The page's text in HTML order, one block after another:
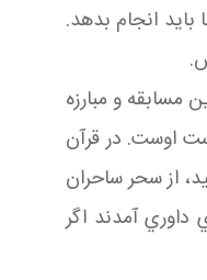
انجام بدهد.
مسابقه و مبارزه
اوست. در قرآن
از سحر ساحران
آمدند اگر